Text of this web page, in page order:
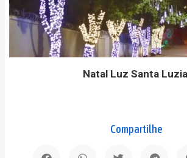
Natal Luz Santa
Compartilhe